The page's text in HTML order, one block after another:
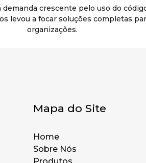
crescente pelo uso do
levou a focar soluções completas
organizações.
Mapa do Site
Home
Sobre Nós